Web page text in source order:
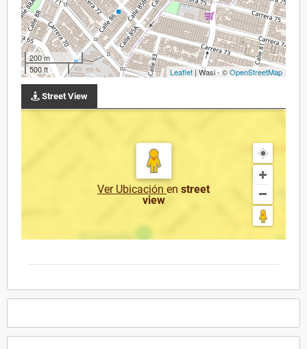
200 m
500 ft
Leaflet | Wasi - ©OpenStreetMap
Street View
Ver Ubicación en street
view